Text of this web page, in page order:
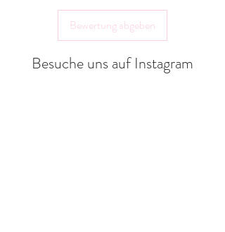
Gräfter Weg 18a
32351 Stemwede
shop@landlebenliebe.de
Bewertung abgeben
Besuche uns auf Instagram